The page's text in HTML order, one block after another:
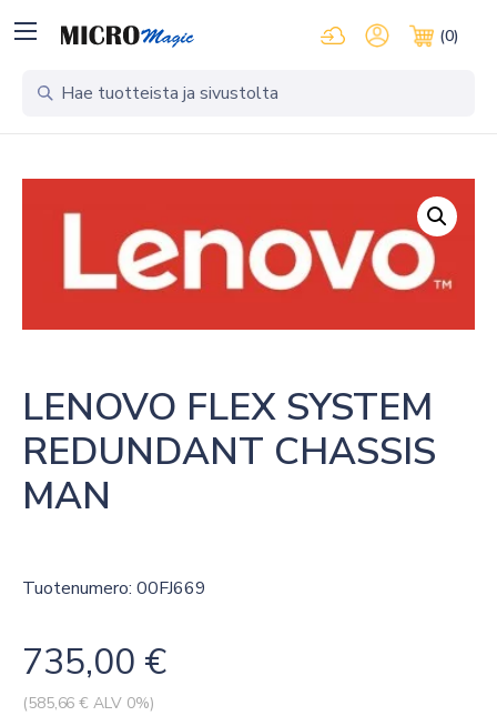
KirjauduOma tili
(0)
LENOVO FLEX SYSTEM
REDUNDANT CHASSIS
MAN
Tuotenumero: 00FJ669
735,00 €
(585,66 € ALV 0%)